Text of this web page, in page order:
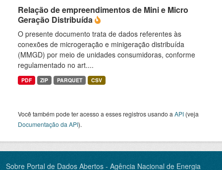
Relação de empreendimentos de Mini e Micro
Geração Distribuída
O presente documento trata de dados referentes às
conexões de microgeração e minigeração distribuída
(MMGD) por meio de unidades consumidoras, conforme
regulamentado no art....
PDF ZIP PARQUET CSV
Você também pode ter acesso a esses registros usando a API (veja
Documentação da API).
Sobre Portal de Dados Abertos - Agência Nacional de Energia